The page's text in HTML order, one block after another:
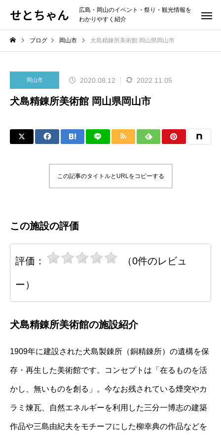
せとちゃん
広島・岡山のイベント・祭り・観光情報を
わかりやすく紹介
ブログ 岡山市 犬島精錬所美術館 岡山県岡山市
岡山市 2020.08.12 2022.11.05
犬島精錬所美術館 岡山県岡山市
この記事のタイトルとURLをコピーする
この施設の評価
評価： （0件のレビュ
ー）
犬島精錬所美術館の施設紹介
1909年に建設された犬島製錬所（銅精錬所）の遺構を保
存・再生した美術館です。コンセプトは「在るものを活
かし、無いものを創る」。今なお残されている煙突やカ
ラミ煉瓦、自然エネルギーを利用した三分一博志の建築
作品や三島由紀夫をモチーフにした柳幸典の作品などを